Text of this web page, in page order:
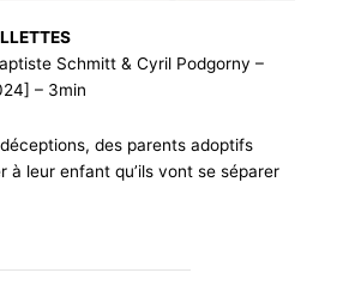
Schmitt & Cyril Podgorny –
– 3min
des parents adoptifs
à leur enfant qu’ils vont se séparer